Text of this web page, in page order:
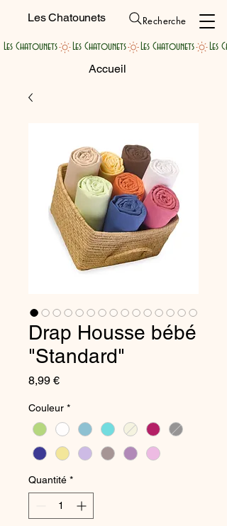
Recherche
Les Chatounets
Accueil
Les Chatounets
Drap Housse bébé
"Standard"
8,99 €Prix
Couleur *
Quantité *